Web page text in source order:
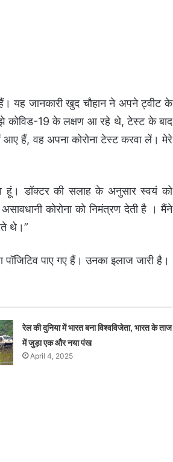
हैं। यह जानकारी खुद चौहान ने अपने ट्वीट के
मुझे कोविड-19 के लक्षण आ रहे थे, टेस्ट के बाद
आए हैं, वह अपना कोरोना टेस्ट करवा लें। मेरे
हूं। डॉक्टर की सलाह के अनुसार स्वयं को
कोरोना को निमंत्रण देती है । मैंने
थे।”
पॉजिटिव पाए गए हैं। उनका इलाज जारी है।
रेल की दुनिया में भारत बना विश्वविजेता, भारत के ताज
में जुड़ा एक और नया पंख
April 4, 2025